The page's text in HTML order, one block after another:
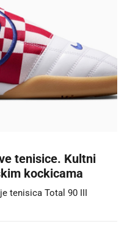
tenisice. Kultni
kockicama
tenisica Total 90 III